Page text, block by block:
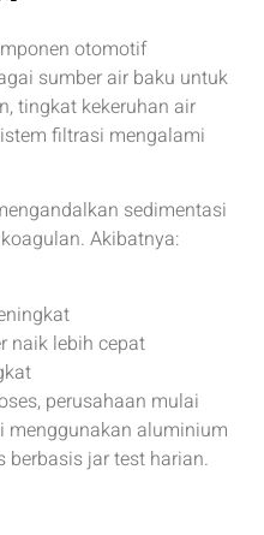
otomotif
sumber air baku untuk
tingkat kekeruhan air
filtrasi mengalami
sedimentasi
Akibatnya:
naik lebih cepat
perusahaan mulai
menggunakan aluminium
berbasis jar test harian.